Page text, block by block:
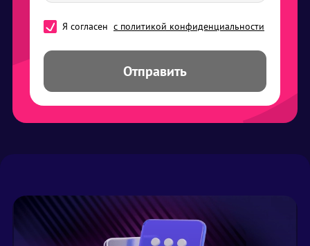
Я согласен с политикой конфиденциальности
Отправить